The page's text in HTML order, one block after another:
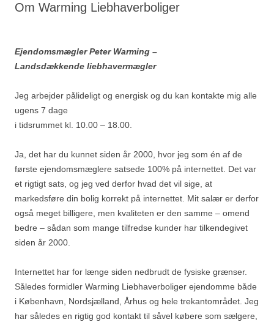
Om Warming Liebhaverboliger
Ejendomsmægler Peter Warming –
Landsdækkende liebhavermægler
Jeg arbejder pålideligt og energisk og du kan kontakte mig alle
ugens 7 dage
i tidsrummet kl. 10.00 – 18.00.
Ja, det har du kunnet siden år 2000, hvor jeg som én af de
første ejendomsmæglere satsede 100% på internettet. Det var
et rigtigt sats, og jeg ved derfor hvad det vil sige, at
markedsføre din bolig korrekt på internettet. Mit salær er derfor
også meget billigere, men kvaliteten er den samme – omend
bedre – sådan som mange tilfredse kunder har tilkendegivet
siden år 2000.
Internettet har for længe siden nedbrudt de fysiske grænser.
Således formidler Warming Liebhaverboliger ejendomme både
i København, Nordsjælland, Århus og hele trekantområdet. Jeg
har således en rigtig god kontakt til såvel købere som sælgere,